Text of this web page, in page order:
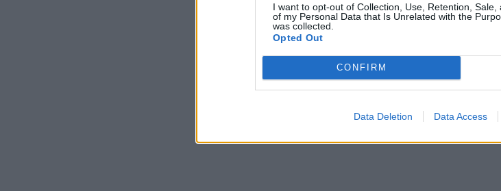
I want to opt-out of Collection, Use, Retention, Sale,
of my Personal Data that Is Unrelated with the
was collected.
Opted Out
CONFIRM
Data Deletion Data Access